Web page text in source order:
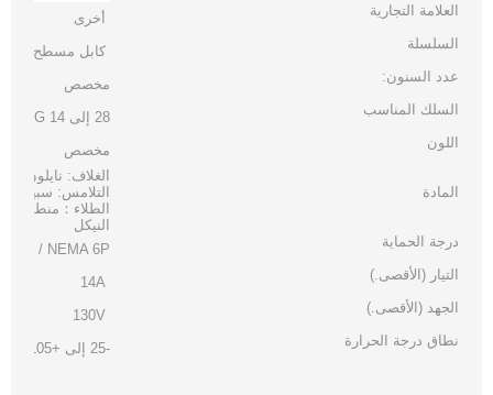
العلامة التجارية
أخرى
السلسلة
كابل مسطح
عدد السنون:
مخصص
السلك المناسب
28 إلى 14 AWG
اللون
مخصص
المادة
الغلاف: نايلون
التلامس: سبيكة
الطلاء：منطقة
النيكل
درجة الحماية
IP 67 / NEMA 6P
التيار (الأقصى.)
الجهد (الأقصى.)
130V
نطاق درجة الحرارة
-25 إلى +105°C